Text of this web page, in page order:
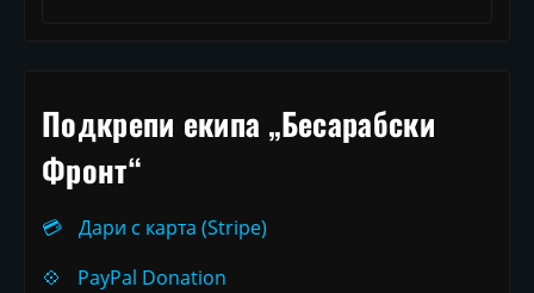
Подкрепи екипа „Бесарабски
Фронт“
💳
Дари с карта (Stripe)
💠
PayPal Donation